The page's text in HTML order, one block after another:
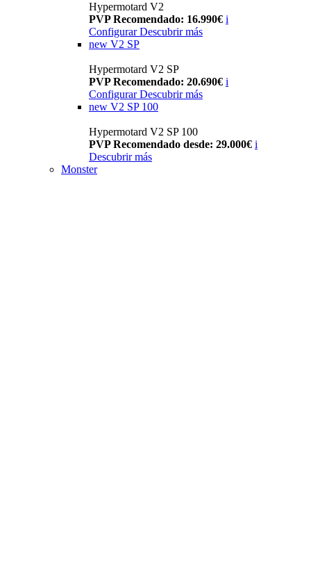
Hypermotard V2
PVP Recomendado: 16.990€ i
Configurar Descubrir más
new V2 SP
Hypermotard V2 SP
PVP Recomendado: 20.690€ i
Configurar Descubrir más
new V2 SP 100
Hypermotard V2 SP 100
PVP Recomendado desde: 29.000€ i
Descubrir más
Monster